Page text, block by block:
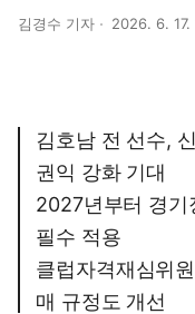
김경수 기자 2026. 6. 17.
김호남 전 선수,
권익 강화 기대
2027년부터 경기
필수 적용
클럽자격재심위
매 규정도 개선